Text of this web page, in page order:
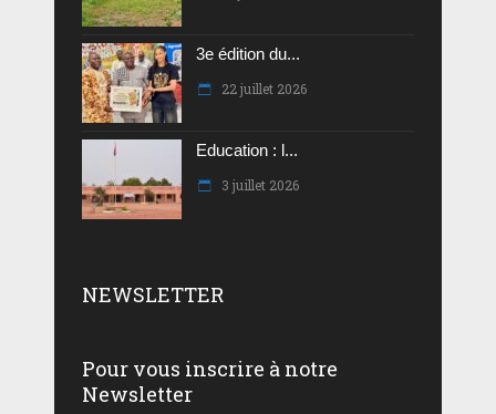
3e édition du...
22 juillet 2026
Education : l...
3 juillet 2026
NEWSLETTER
Pour vous inscrire à notre
Newsletter